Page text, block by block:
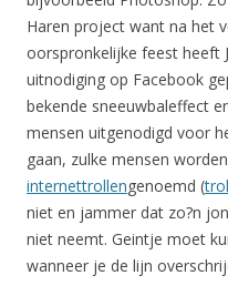
Haren project want na het
oorspronkelijke feest heeft
uitnodiging op Facebook
bekende sneeuwbaleffect
mensen uitgenodigd voor
gaan, zulke mensen
internettrollengenoemd (
niet en jammer dat zo?n
niet neemt. Geintje moet
wanneer je de lijn